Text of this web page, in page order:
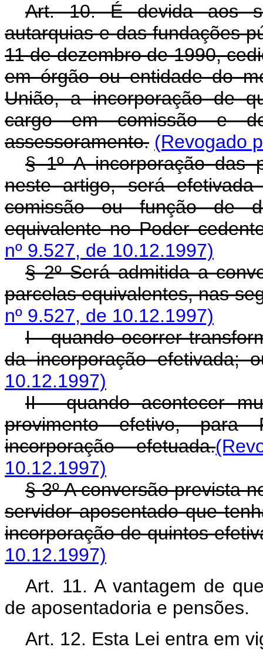
Art. 10. É devida aos
autarquias e das fundações
11 de dezembro de 1990,
em órgão ou entidade do
União, a incorporação de
cargo em comissão e
assessoramento. (Revogado
§ 1º A incorporação das
neste artigo, será
comissão ou função de
equivalente no Poder
nº 9.527, de 10.12.1997)
§ 2º Será admitida a
parcelas equivalentes, nas
nº 9.527, de 10.12.1997)
I - quando ocorrer
da incorporação efetivada;
10.12.1997)
II - quando acontecer
provimento efetivo,
incorporação efetuada.
10.12.1997)
§ 3º A conversão prevista
servidor aposentado que
incorporação de quintos
10.12.1997)
Art. 11. A vantagem de
de aposentadoria e pensões.
Art. 12. Esta Lei entra em